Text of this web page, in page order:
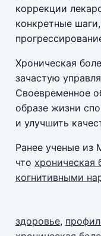
коррекции
конкретные
Хроническая
зачастую
Своевременное
образе жизни
и улучшить
Ранее ученые из
что хроническая
когнитивными
здоровье,